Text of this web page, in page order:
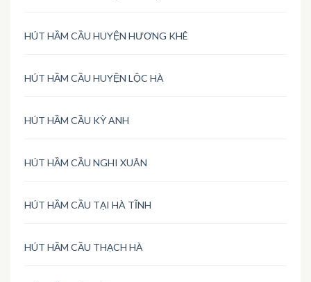
HÚT HẦM CẦU HUYỆN HƯƠNG KHÊ
HÚT HẦM CẦU HUYỆN LỘC HÀ
HÚT HẦM CẦU KỲ ANH
HÚT HẦM CẦU NGHI XUÂN
HÚT HẦM CẦU TẠI HÀ TĨNH
HÚT HẦM CẦU THẠCH HÀ